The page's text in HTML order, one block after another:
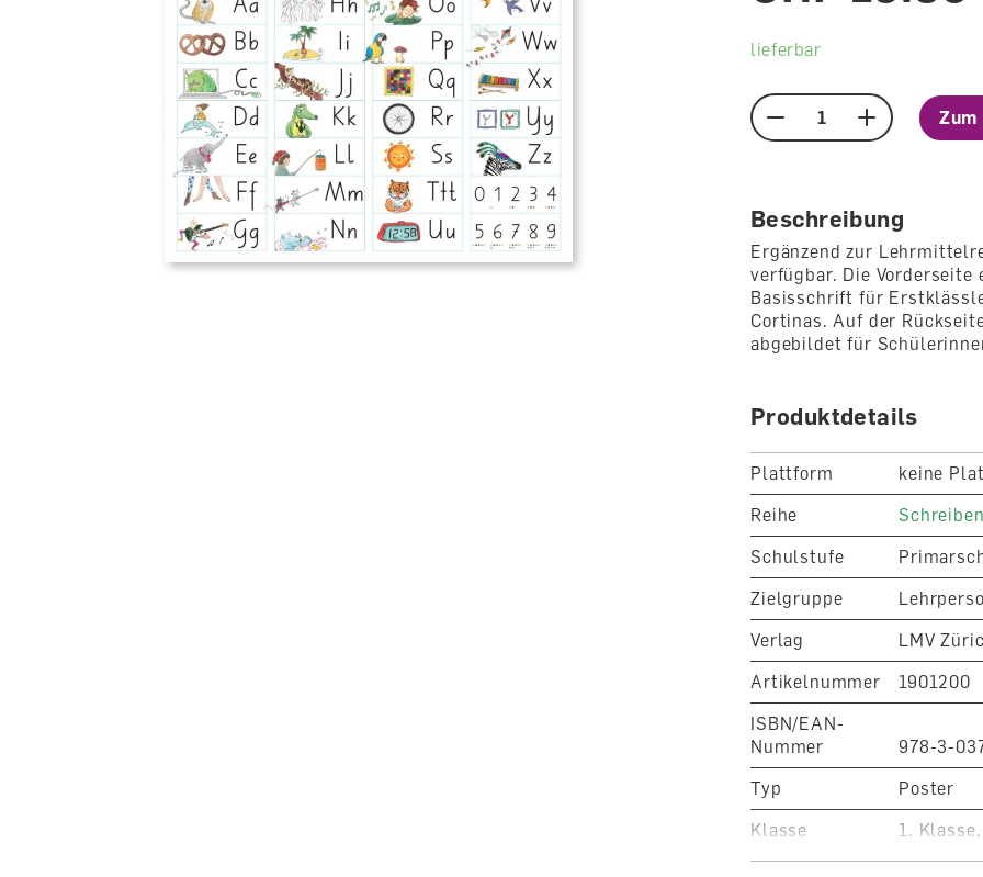
lieferbar
Menge Zum
Beschreibung
Ergänzend zur
verfügbar. Die
Basisschrift für
Cortinas. Auf der
abgebildet für
Produktdetails
Plattform
keine
Reihe
Schreiben
Schulstufe
Zielgruppe
Verlag
LMV
Artikelnummer
1901200
ISBN/EAN-
Nummer
978-3-
Typ
Poster
Klasse
1.